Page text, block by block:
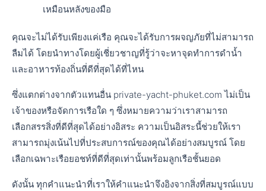
เหมือนหลังของมือ
คุณจะไม่ได้รับเพียงแค่เรือ คุณจะได้รับการผจญภัยที่ไม่สามารถ
ลืมได้ โดยนำทางโดยผู้เชี่ยวชาญที่รู้ว่าจะหาจุดทำการดำน้ำ
และอาหารท้องถิ่นที่ดีที่สุดได้ที่ไหน
ซึ่งแตกต่างจากตัวแทนอื่น private-yacht-phuket.com ไม่เป็น
เจ้าของหรือจัดการเรือใด ๆ ซึ่งหมายความว่าเราสามารถ
เลือกสรรสิ่งที่ดีที่สุดได้อย่างอิสระ ความเป็นอิสระนี้ช่วยให้เรา
สามารถมุ่งเน้นไปที่ประสบการณ์ของคุณได้อย่างสมบูรณ์ โดย
เลือกเฉพาะเรือยอชท์ที่ดีที่สุดเท่านั้นพร้อมลูกเรือชั้นยอด
ดังนั้น ทุกคำแนะนำที่เราให้คำแนะนำจึงอิงจากสิ่งที่สมบูรณ์แบบ